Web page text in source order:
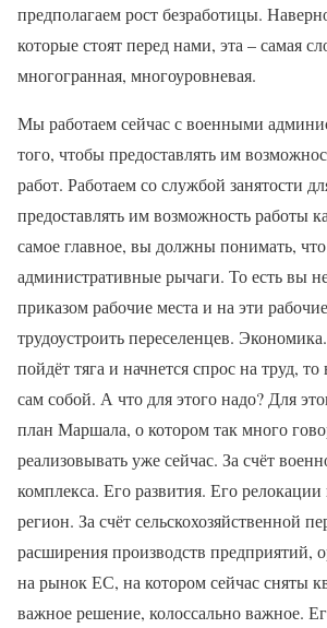
предполагаем рост безработицы.
которые стоят перед нами, эта – самая
многогранная, многоуровневая.
Мы работаем сейчас с военными
того, чтобы предоставлять им
работ. Работаем со службой занятости
предоставлять им возможность работы
самое главное, вы должны понимать,
административные рычаги. То есть вы
приказом рабочие места и на эти
трудоустроить переселенцев.
пойдёт тяга и начнется спрос на труд,
сам собой. А что для этого надо? Для
план Маршала, о котором так много
реализовывать уже сейчас. За счёт
комплекса. Его развития. Его
регион. За счёт сельскохозяйственной
расширения производств предприятий,
на рынок ЕС, на котором сейчас сняты
важное решение, колоссально важное.